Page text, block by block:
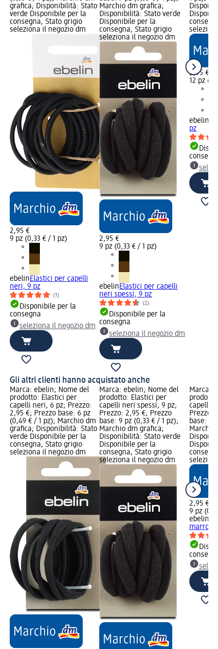
grafica; Disponibilità: Stato
verde Disponibile per la
consegna, Stato grigio
seleziona il negozio dm
2,95 €
9 pz (0,33 € / 1 pz)
ebelinElastici per capelli
neri, 9 pz
(1)
Disponibile per la
consegna
seleziona il negozio dm
Marchio dm grafica;
Disponibilità: Stato verde
Disponibile per la
consegna, Stato grigio
seleziona il negozio dm
2,95 €
9 pz (0,33 € / 1 pz)
ebelinElastici per capelli
neri spessi, 9 pz
(2)
Disponibile per la
consegna
seleziona il negozio dm
2,95 €
12 pz
ebelin
pz
Gli altri clienti hanno acquistato anche
Marca: ebelin; Nome del
prodotto: Elastici per
capelli neri, 6 pz; Prezzo:
2,95 €; Prezzo base: 6 pz
(0,49 € / 1 pz); Marchio dm
grafica; Disponibilità: Stato
verde Disponibile per la
consegna, Stato grigio
seleziona il negozio dm
Marca: ebelin; Nome del
prodotto: Elastici per
capelli neri spessi, 9 pz;
Prezzo: 2,95 €; Prezzo
base: 9 pz (0,33 € / 1 pz);
Marchio dm grafica;
Disponibilità: Stato verde
Disponibile per la
consegna, Stato grigio
seleziona il negozio dm
Marca:
capelli
Prezzo:
base: 9
Marchio
2,95 €
9 pz
ebelin